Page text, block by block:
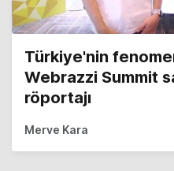
Türkiye'nin
Webrazzi Summit
röportajı
Merve Kara